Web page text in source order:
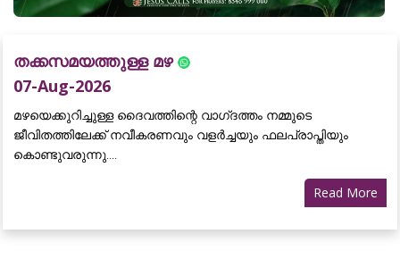
തക്കസമയത്തുള്ള മഴ
07-Aug-2026
മഴയെക്കുറിച്ചുള്ള ദൈവത്തിന്റെ വാഗ്‌ദത്തം നമ്മുടെ
ജീവിതത്തിലേക്ക് നവീകരണവും വളർച്ചയും ഫലപ്രാപ്തിയും
കൊണ്ടുവരുന്നു....
Read More